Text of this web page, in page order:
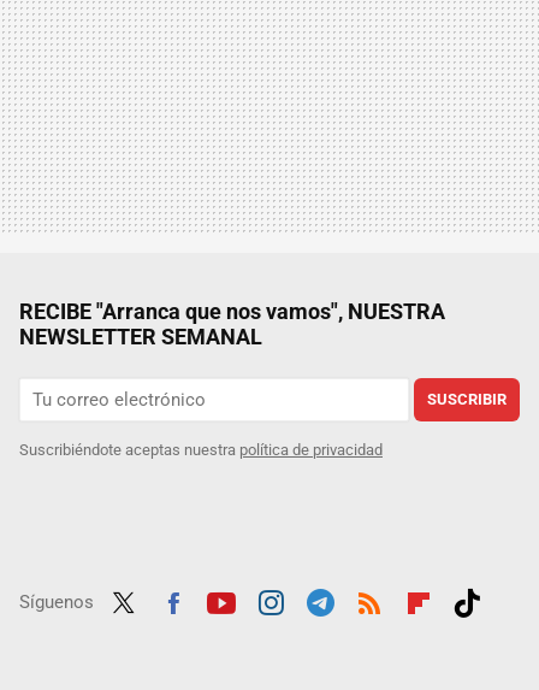
RECIBE "Arranca que nos vamos", NUESTRA
NEWSLETTER SEMANAL
SUSCRIBIR
Suscribiéndote aceptas nuestra política de privacidad
Síguenos